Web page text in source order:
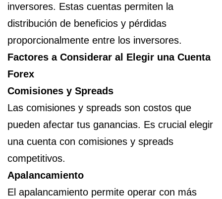
inversores. Estas cuentas permiten la
distribución de beneficios y pérdidas
proporcionalmente entre los inversores.
Factores a Considerar al Elegir una Cuenta
Forex
Comisiones y Spreads
Las comisiones y spreads son costos que
pueden afectar tus ganancias. Es crucial elegir
una cuenta con comisiones y spreads
competitivos.
Apalancamiento
El apalancamiento permite operar con más